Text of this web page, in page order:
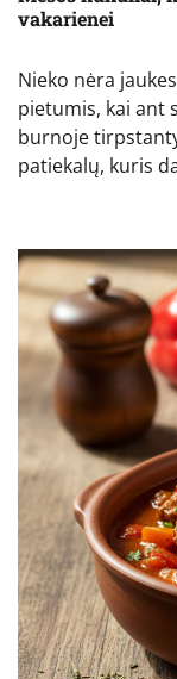
vakarienei
Nieko nėra
pietumis, kai ant
burnoje
patiekalų, kuris